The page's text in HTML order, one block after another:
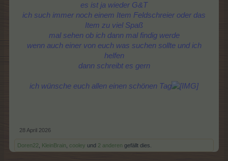
es ist ja wieder G&T
ich such immer noch einem Item Feldschreier oder das
Item zu viel Spaß
mal sehen ob ich dann mal findig werde
wenn auch einer von euch was suchen sollte und ich
helfen
dann schreibt es gern
ich wünsche euch allen einen schönen Tag
28 April 2026
Doren22 KleinBrain cooley und 2 anderen gefällt dies.